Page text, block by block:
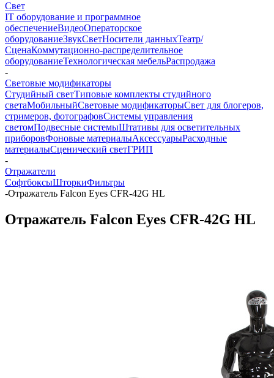
Свет
IT оборудование и программное
обеспечениеВидеоОператорское
оборудованиеЗвукСветНосители данныхТеатр/
СценаКоммутационно-распределительное
оборудованиеТехнологическая мебельРаспродажа
-
Световые модификаторы
Студийный светТиповые комплекты студийного
светаМобильныйСветовые модификаторыСвет для блогеров,
стримеров, фотографовСистемы управления
светомПодвесные системыШтативы для осветительных
приборовФоновые материалыАксессуарыРасходные
материалыСценический светГРИП
-
Отражатели
СофтбоксыШторкиФильтры
-Отражатель Falcon Eyes CFR-42G HL
Отражатель Falcon Eyes CFR-42G HL